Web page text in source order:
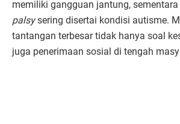
memiliki gangguan jantung, sementara
palsysering disertai kondisi autisme.
tantangan terbesar tidak hanya soal
juga penerimaan sosial di tengah